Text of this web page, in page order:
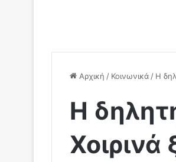
Αρχική / Κοινωνικά / Η
Η
Χοιρινά